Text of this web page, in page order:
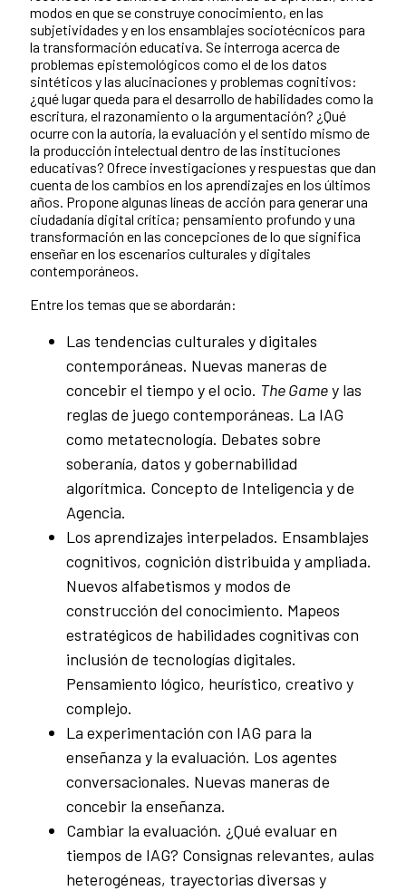
modos en que se construye conocimiento, en las
subjetividades y en los ensamblajes sociotécnicos para
la transformación educativa. Se interroga acerca de
problemas epistemológicos como el de los datos
sintéticos y las alucinaciones y problemas cognitivos:
¿qué lugar queda para el desarrollo de habilidades como la
escritura, el razonamiento o la argumentación? ¿Qué
ocurre con la autoría, la evaluación y el sentido mismo de
la producción intelectual dentro de las instituciones
educativas? Ofrece investigaciones y respuestas que dan
cuenta de los cambios en los aprendizajes en los últimos
años. Propone algunas líneas de acción para generar una
ciudadanía digital crítica; pensamiento profundo y una
transformación en las concepciones de lo que significa
enseñar en los escenarios culturales y digitales
contemporáneos.
Entre los temas que se abordarán:
Las tendencias culturales y digitales
contemporáneas. Nuevas maneras de
concebir el tiempo y el ocio. The Gamey las
reglas de juego contemporáneas. La IAG
como metatecnología. Debates sobre
soberanía, datos y gobernabilidad
algorítmica. Concepto de Inteligencia y de
Agencia.
Los aprendizajes interpelados. Ensamblajes
cognitivos, cognición distribuida y ampliada.
Nuevos alfabetismos y modos de
construcción del conocimiento. Mapeos
estratégicos de habilidades cognitivas con
inclusión de tecnologías digitales.
Pensamiento lógico, heurístico, creativo y
complejo.
La experimentación con IAG para la
enseñanza y la evaluación. Los agentes
conversacionales. Nuevas maneras de
concebir la enseñanza.
Cambiar la evaluación. ¿Qué evaluar en
tiempos de IAG? Consignas relevantes, aulas
heterogéneas, trayectorias diversas y